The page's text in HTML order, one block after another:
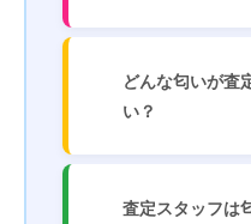
どんな匂いが査
い？
査定スタッフは